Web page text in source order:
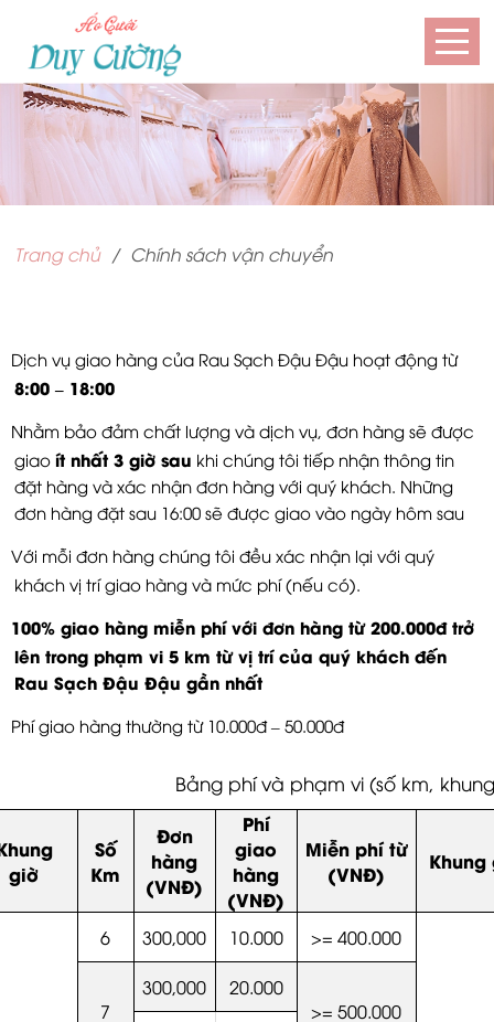
Trang chủ Chính sách vận chuyển
Dịch vụ giao hàng của Rau Sạch Đậu Đậu hoạt động từ
8:00 – 18:00
Nhằm bảo đảm chất lượng và dịch vụ, đơn hàng sẽ được
giaoít nhất 3 giờ sau khi chúng tôi tiếp nhận thông tin
đặt hàng và xác nhận đơn hàng với quý khách. Những
đơn hàng đặt sau 16:00 sẽ được giao vào ngày hôm sau
Với mỗi đơn hàng chúng tôi đều xác nhận lại với quý
khách vị trí giao hàng và mức phí (nếu có).
100% giao hàng miễn phí với đơn hàng từ 200.000đ trở
lên trong phạm vi 5 km từ vị trí của quý khách đến
Rau Sạch Đậu Đậu gần nhất
Phí giao hàng thường từ 10.000đ – 50.000đ
Bảng phí và phạm vi (số km,
giờ
Số
Km
Đơn
hàng
(VNĐ)
Phí
giao
hàng
(VNĐ)
Miễn phí từ
(VNĐ)
Khung
6 300,000 10.000 >= 400.000
7
300,000
20.000
>= 500.000